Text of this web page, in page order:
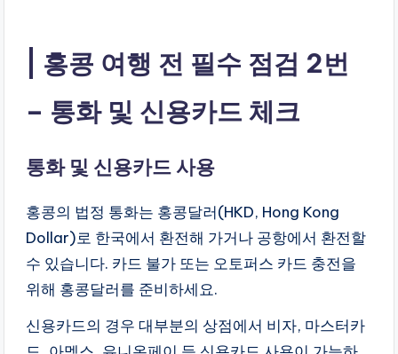
홍콩 여행 전 필수 점검 2번
– 통화 및 신용카드 체크
통화 및 신용카드 사용
홍콩의 법정 통화는 홍콩달러(HKD, Hong Kong
Dollar)로 한국에서 환전해 가거나 공항에서 환전할
수 있습니다. 카드 불가 또는 오토퍼스 카드 충전을
위해 홍콩달러를 준비하세요.
신용카드의 경우 대부분의 상점에서 비자, 마스터카